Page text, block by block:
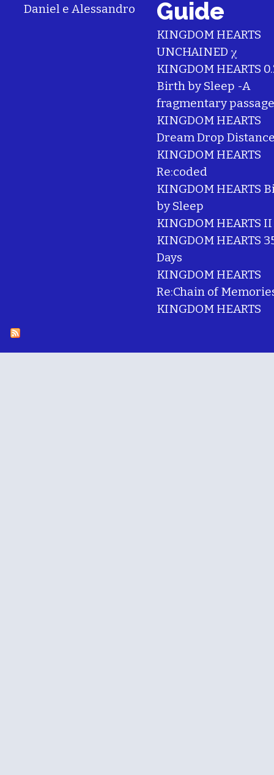
Daniel e Alessandro
Guide
KINGDOM HEARTS
UNCHAINED χ
KINGDOM HEARTS
Birth by Sleep -A
fragmentary
KINGDOM HEARTS
Dream Drop
KINGDOM HEARTS
Re:coded
KINGDOM HEARTS
by Sleep
KINGDOM HEARTS II
KINGDOM HEARTS
Days
KINGDOM HEARTS
Re:Chain of
KINGDOM HEARTS